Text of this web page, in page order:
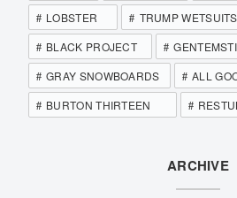
LOBSTER
TRUMP WETSUITS
BLACK PROJECT
GRAY SNOWBOARDS
ALL
BURTON THIRTEEN
ARCHIVE